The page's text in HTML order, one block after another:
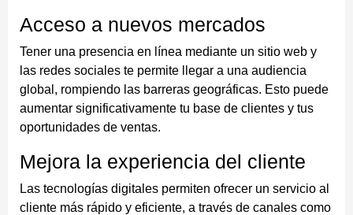
Acceso a nuevos mercados
Tener una presencia en línea mediante un sitio web y
las redes sociales te permite llegar a una audiencia
global, rompiendo las barreras geográficas. Esto puede
aumentar significativamente tu base de clientes y tus
oportunidades de ventas.
Mejora la experiencia del cliente
Las tecnologías digitales permiten ofrecer un servicio al
cliente más rápido y eficiente, a través de canales como